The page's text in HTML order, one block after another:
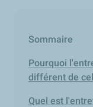
Sommaire
Pourquoi
différent de
Quel est